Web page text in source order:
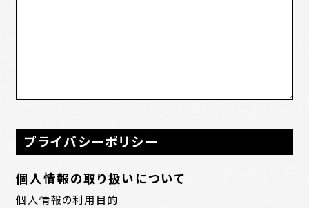
プライバシーポリシー
個人情報の取り扱いについて
個人情報の利用目的